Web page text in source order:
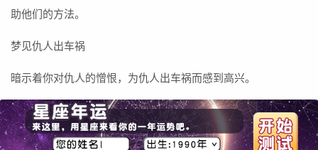
助他们的方法。
梦见仇人出车祸
暗示着你对仇人的憎恨，为仇人出车祸而感到高兴。